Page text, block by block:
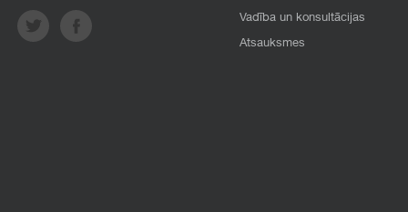
Vadība un konsultācijas
Atsauksmes